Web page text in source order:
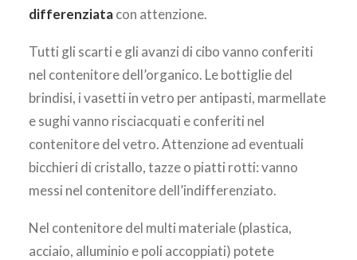
differenziatacon attenzione.
Tutti gli scarti e gli avanzi di cibo vanno conferiti
nel contenitore dell’organico. Le bottiglie del
brindisi, i vasetti in vetro per antipasti, marmellate
e sughi vanno risciacquati e conferiti nel
contenitore del vetro. Attenzione ad eventuali
bicchieri di cristallo, tazze o piatti rotti: vanno
messi nel contenitore dell’indifferenziato.
Nel contenitore del multi materiale (plastica,
acciaio, alluminio e poli accoppiati) potete